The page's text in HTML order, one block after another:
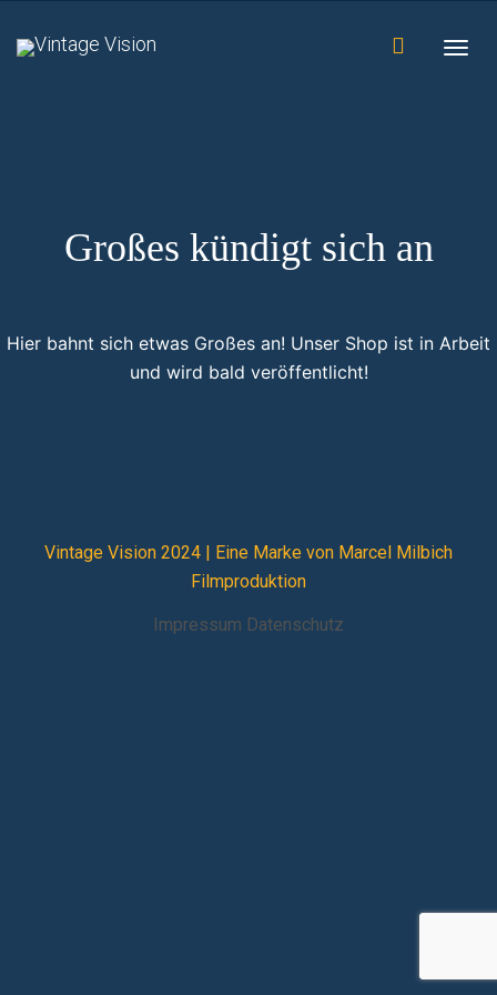
Großes kündigt sich an
Hier bahnt sich etwas Großes an! Unser Shop ist in Arbeit
und wird bald veröffentlicht!
Vintage Vision 2024 | Eine Marke von Marcel Milbich
Filmproduktion
Impressum Datenschutz